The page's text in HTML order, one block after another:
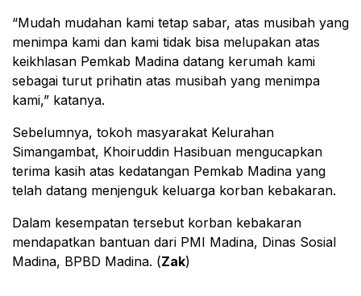
“Mudah mudahan kami tetap sabar, atas musibah yang
menimpa kami dan kami tidak bisa melupakan atas
keikhlasan Pemkab Madina datang kerumah kami
sebagai turut prihatin atas musibah yang menimpa
kami,” katanya.
Sebelumnya, tokoh masyarakat Kelurahan
Simangambat, Khoiruddin Hasibuan mengucapkan
terima kasih atas kedatangan Pemkab Madina yang
telah datang menjenguk keluarga korban kebakaran.
Dalam kesempatan tersebut korban kebakaran
mendapatkan bantuan dari PMI Madina, Dinas Sosial
Madina, BPBD Madina. (Zak)